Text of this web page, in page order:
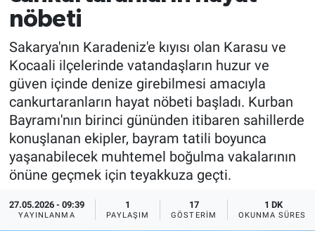
nöbeti
Sakarya'nın Karadeniz'e kıyısı olan Karasu ve
Kocaali ilçelerinde vatandaşların huzur ve
güven içinde denize girebilmesi amacıyla
cankurtaranların hayat nöbeti başladı. Kurban
Bayramı'nın birinci gününden itibaren sahillerde
konuşlanan ekipler, bayram tatili boyunca
yaşanabilecek muhtemel boğulma vakalarının
önüne geçmek için teyakkuza geçti.
27.05.2026 - 09:39
YAYINLANMA
1
PAYLAŞIM
17
GÖSTERIM
1 DK
OKUNMA SÜRESI
EĞİTİM
MAGAZİN
ÖZEL HABER
HALK54 PANORAMA